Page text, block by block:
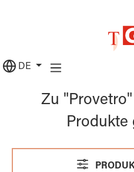
DE
Zu
Produkte